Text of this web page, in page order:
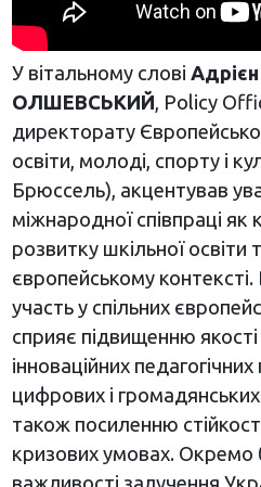
У вітальному слові
ОЛШЕВСЬКИЙ, Policy
директорату
освіти, молоді, спорту і
Брюссель), акцентував
міжнародної співпраці
розвитку шкільної освіти
європейському
участь у спільних
сприяє підвищенню
інноваційних
цифрових і
також посиленню
кризових умовах. Окремо